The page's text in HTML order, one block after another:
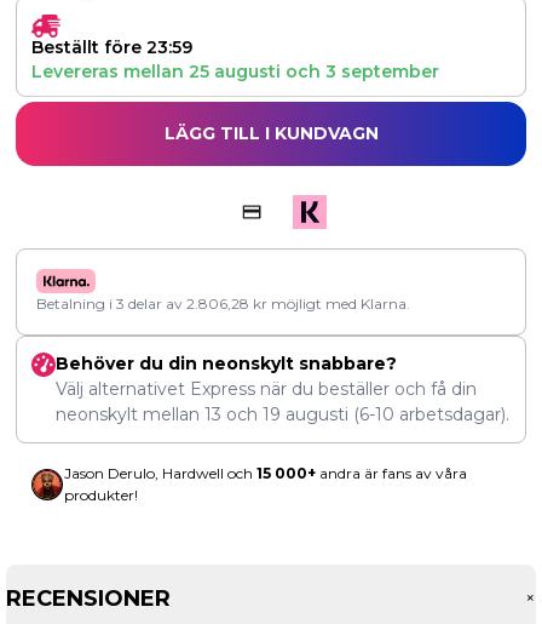
Beställt före 23:59
Levereras mellan 25 augusti och 3 september
LÄGG TILL I KUNDVAGN
Betalning i 3 delar av 2.806,28 kr möjligt med Klarna.
Behöver du din neonskylt snabbare?
Välj alternativet Express när du beställer och få din
neonskylt mellan 13 och 19 augusti (6-10 arbetsdagar).
Jason Derulo, Hardwell och 15 000+ andra är fans av våra
produkter!
RECENSIONER +